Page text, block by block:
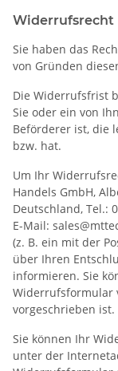
Widerrufsrecht
Sie haben das
von Gründen
Die Widerrufsfrist
Sie oder ein von
Beförderer ist, die
bzw. hat.
Um Ihr
Handels GmbH,
Deutschland, Tel.:
E-Mail:
(z. B. ein mit der
über Ihren
informieren. Sie
Widerrufsformular
vorgeschrieben ist.
Sie können Ihr
unter der